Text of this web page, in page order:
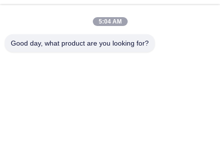
Il nostro indirizzo
P.R.China.
5:04 AM
Good day, what product are you looking for?